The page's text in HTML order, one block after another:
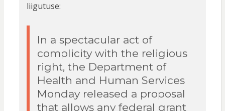
liigutuse:
In a spectacular act of
complicity with the religious
right, the Department of
Health and Human Services
Monday released a proposal
that allows any federal grant